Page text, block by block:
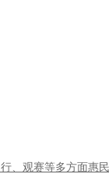
、观赛等多方面惠民